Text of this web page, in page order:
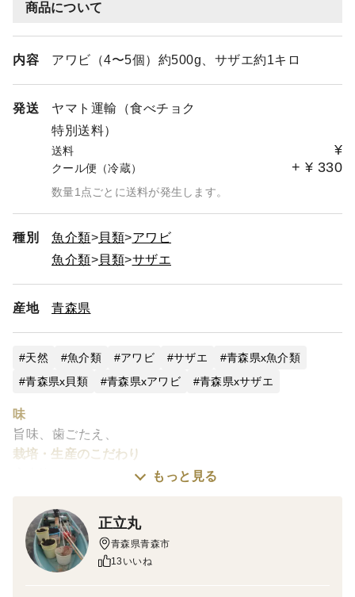
商品について
内容 アワビ（4〜5個）約500g、サザエ約1キロ
発送
ヤマト運輸（食べチョク
特別送料）
送料 ¥
クール便（冷蔵） + ¥ 330
数量1点ごとに送料が発生します。
種別 魚介類 貝類
アワビ
魚介類
貝類 サザエ
産地 青森県
天然 魚介類 アワビ サザエ
青森県x魚介類
青森県x貝類
青森県xアワビ 青森県xサザエ
味
旨味、歯ごたえ、
栽培・生産のこだわり
青森県
品種の特徴
天然蝦夷アワビ、サザエ
もっと見る
正立丸
青森県青森市
13いいね